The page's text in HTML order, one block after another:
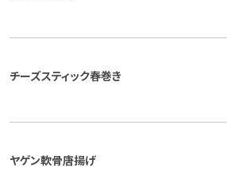
チーズスティック春巻き
ヤゲン軟骨唐揚げ